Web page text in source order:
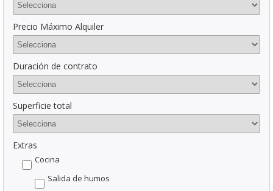
Precio Máximo Alquiler
Duración de contrato
Superficie total
Extras
Cocina
Salida de humos